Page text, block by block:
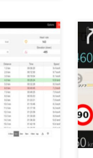
die sich
und